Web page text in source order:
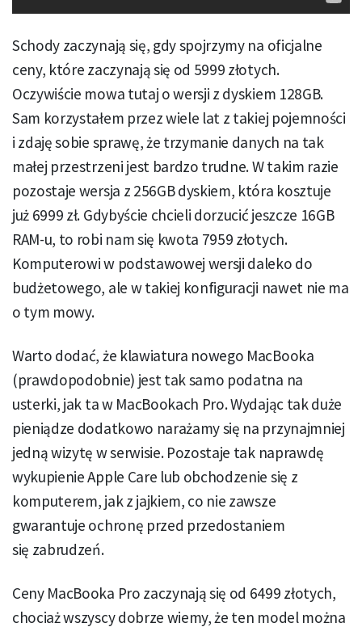
Schody zaczynają się, gdy spojrzymy na oficjalne
ceny, które zaczynają się od 5999 złotych.
Oczywiście mowa tutaj o wersji z dyskiem 128GB.
Sam korzystałem przez wiele lat z takiej pojemności
i zdaję sobie sprawę, że trzymanie danych na tak
małej przestrzeni jest bardzo trudne. W takim razie
pozostaje wersja z 256GB dyskiem, która kosztuje
już 6999 zł. Gdybyście chcieli dorzucić jeszcze 16GB
RAM-u, to robi nam się kwota 7959 złotych.
Komputerowi w podstawowej wersji daleko do
budżetowego, ale w takiej konfiguracji nawet nie ma
o tym mowy.
Warto dodać, że klawiatura nowego MacBooka
(prawdopodobnie) jest tak samo podatna na
usterki, jak ta w MacBookach Pro. Wydając tak duże
pieniądze dodatkowo narażamy się na przynajmniej
jedną wizytę w serwisie. Pozostaje tak naprawdę
wykupienie Apple Care lub obchodzenie się z
komputerem, jak z jajkiem, co nie zawsze
gwarantuje ochronę przed przedostaniem
się zabrudzeń.
Ceny MacBooka Pro zaczynają się od 6499 złotych,
chociaż wszyscy dobrze wiemy, że ten model można